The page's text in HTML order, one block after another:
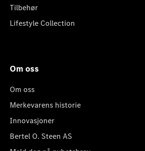
Tilbehør
Lifestyle Collection
Om oss
Om oss
Merkevarens historie
Innovasjoner
Bertel O. Steen AS